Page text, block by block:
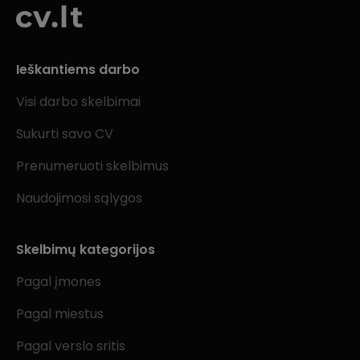
Ieškantiems darbo
Visi darbo skelbimai
Sukurti savo CV
Prenumeruoti skelbimus
Naudojimosi sąlygos
Skelbimų kategorijos
Pagal įmones
Pagal miestus
Pagal verslo sritis